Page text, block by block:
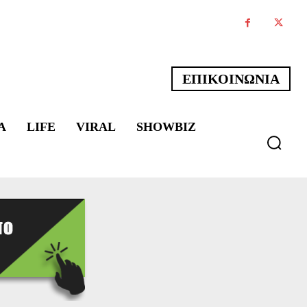
ΕΠΙΚΟΙΝΩΝΙΑ
LIFE VIRAL SHOWBIZ